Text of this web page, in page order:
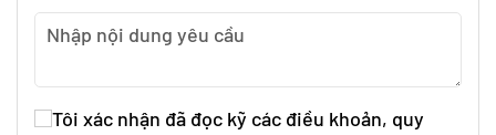
Tôi xác nhận đã đọc kỹ các điều khoản, quy